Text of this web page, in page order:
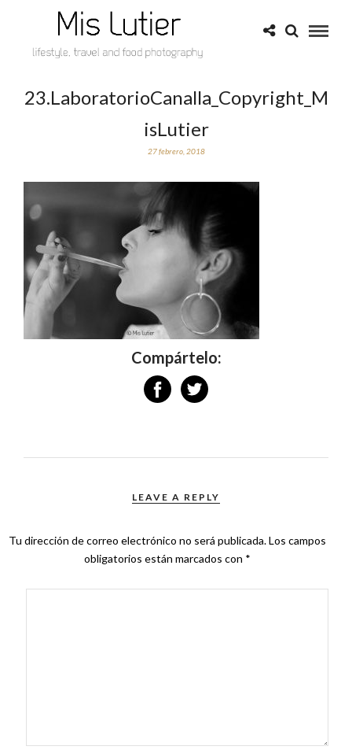
23.LaboratorioCanalla_Copyright_M
isLutier
27 febrero, 2018
Compártelo:
LEAVE A REPLY
Tu dirección de correo electrónico no será publicada.Los campos
obligatorios están marcados con *